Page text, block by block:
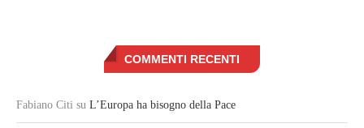
COMMENTI RECENTI
Fabiano Citi su L’Europa ha bisogno della Pace